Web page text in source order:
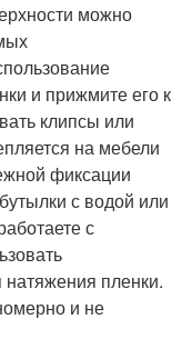
можно
и прижмите его к
клипсы или
на мебели
фиксации
с водой или
с
пленки.
и не